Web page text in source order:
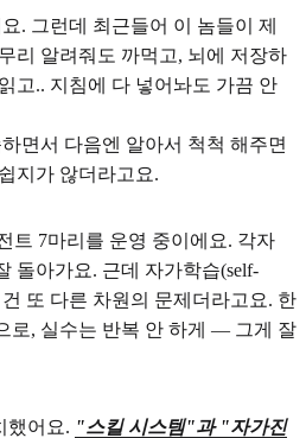
. 그런데 최근들어 이 놈들이 제
리 알려줘도 까먹고, 뇌에 저장하
고.. 지침에 다 넣어놔도 가끔 안
면서 다음엔 알아서 척척 해주면
지가 않더라고요.
트 7마리를 운영 중이에요. 각자
돌아가요. 근데 자가학습(self-
또 다른 차원의 문제더라고요. 한
로, 실수는 반복 안 하게 — 그게 잘
했어요. "스킬 시스템"과 "자가진